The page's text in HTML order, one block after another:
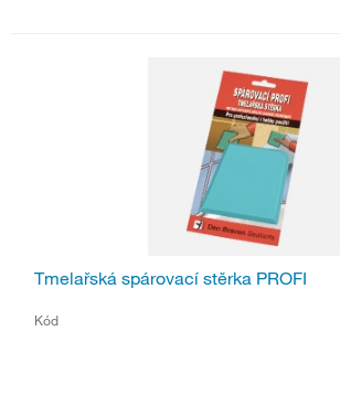
Tmelařská spárovací stěrka PROFI
Kód